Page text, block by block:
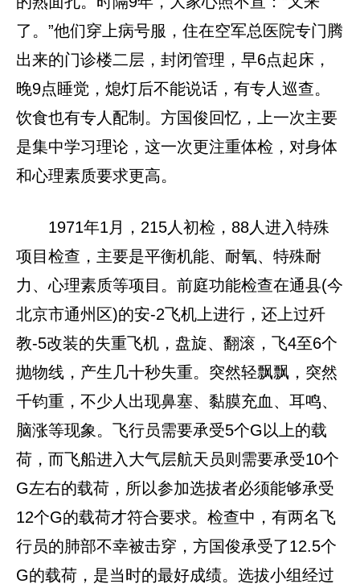
了。”他们穿上病号服，住在空军总医院专门腾
出来的门诊楼二层，封闭管理，早6点起床，
晚9点睡觉，熄灯后不能说话，有专人巡查。
饮食也有专人配制。方国俊回忆，上一次主要
是集中学习理论，这一次更注重体检，对身体
和心理素质要求更高。
1971年1月，215人初检，88人进入特殊
项目检查，主要是平衡机能、耐氧、特殊耐
力、心理素质等项目。前庭功能检查在通县(今
北京市通州区)的安-2飞机上进行，还上过歼
教-5改装的失重飞机，盘旋、翻滚，飞4至6个
抛物线，产生几十秒失重。突然轻飘飘，突然
千钧重，不少人出现鼻塞、黏膜充血、耳鸣、
脑涨等现象。飞行员需要承受5个G以上的载
荷，而飞船进入大气层航天员则需要承受10个
G左右的载荷，所以参加选拔者必须能够承受
12个G的载荷才符合要求。检查中，有两名飞
行员的肺部不幸被击穿，方国俊承受了12.5个
G的载荷，是当时的最好成绩。选拔小组经过